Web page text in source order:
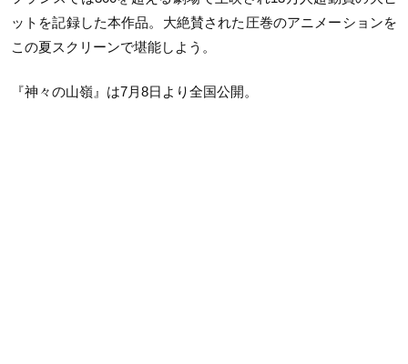
ットを記録した本作品。大絶賛された圧巻のアニメーションを
この夏スクリーンで堪能しよう。
『神々の山嶺』は7月8日より全国公開。